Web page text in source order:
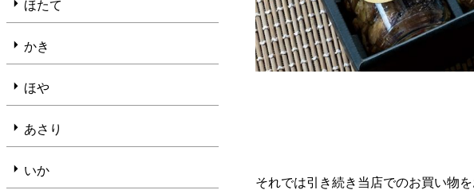
ほたて
かき
ほや
あさり
いか
それでは引き続き当店でのお買い物を